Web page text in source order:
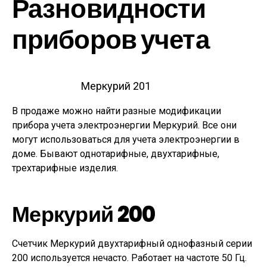
Разновидности
приборов учета
Меркурий 201
В продаже можно найти разные модификации
прибора учета электроэнергии Меркурий. Все они
могут использоваться для учета электроэнергии в
доме. Бывают однотарифные, двухтарифные,
трехтарифные изделия.
Меркурий 200
Счетчик Меркурий двухтарифный однофазный серии
200 используется нечасто. Работает на частоте 50 Гц.